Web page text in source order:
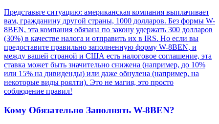
Представьте ситуацию: американская компания выплачивает
вам, гражданину другой страны, 1000 долларов. Без формы W-
8BEN, эта компания обязана по закону удержать 300 долларов
(30%) в качестве налога и отправить их в IRS. Но если вы
предоставите правильно заполненную форму W-8BEN, и
между вашей страной и США есть налоговое соглашение, эта
ставка может быть значительно снижена (например, до 10%
или 15% на дивиденды) или даже обнулена (например, на
некоторые виды роялти). Это не магия, это просто
соблюдение правил!
Кому Обязательно Заполнять W-8BEN?